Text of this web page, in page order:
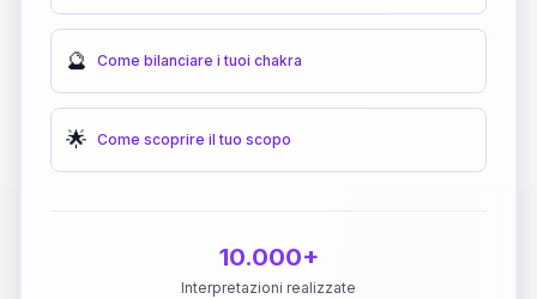
🔮 Come bilanciare i tuoi chakra
🌟 Come scoprire il tuo scopo
10.000+
Interpretazioni realizzate